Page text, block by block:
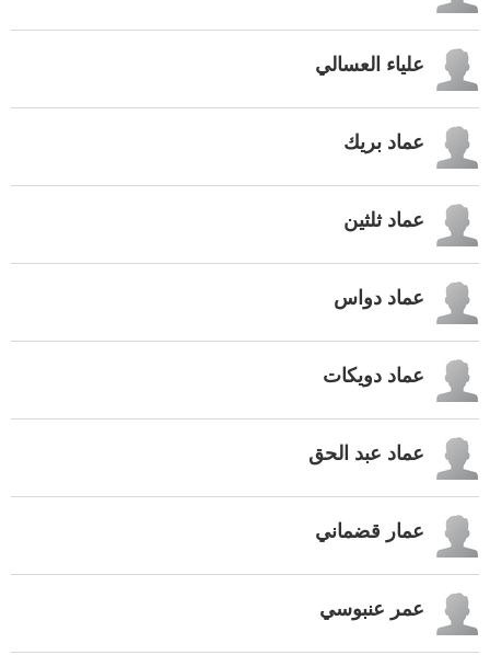
علياء العسالي
عماد بريك
عماد ثلثين
عماد دواس
عماد دويكات
عماد عبد الحق
عمار قضماني
عمر عنبوسي